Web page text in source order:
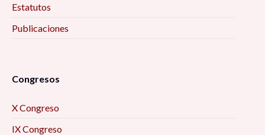
Estatutos
Publicaciones
Congresos
X Congreso
IX Congreso